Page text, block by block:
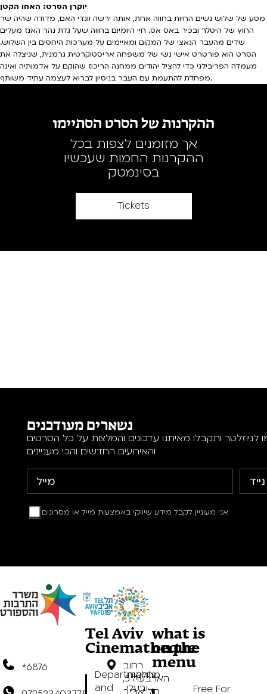
יוקרן הסרט: האחו הקטן
מסע של שלוש נשים החיות בחווה אחת, אותה ירשה וונדי האם, מדודה שהיה שר
החוץ של היטלר ובכיר באס אס. חיי היומיום בחווה שעל גדת נהר האנז מעלים
שדים מהעבר הנאצי של המקום ומאיימים על מערכות היחסים בין השלוש.
הסרט הוא פורטרט אישי נשי של משפחה אריסטוקרטית גרמנית, שניצלה את
מעמדה הפריבילגי כדי להציל יהודים ממחנה הריכוז שהוקם על אדמותיה ואינה
מפחדת להתעמת עם העבר בניסיון לברוא לעצמה עתיד משותף.
ההקרנות של הסרט הסתיימו
אך מזומנים לצפות בכל
ההקרנות החמות שעכשיו
בסינמטק
Tickets
נשארים מעודכנים
לניוזלטר ותקבלו מאיתנו עדכונים והמלצות על כל הסרטים
והאירועים החדשים והכי מעניינים
אני מעוניין לקבל מידע שיווקי באמצעות מייל או מסרונים
*6876
רחוב
הארבעה 5,
Tel Aviv
Cinematheque
Departments
and
מחלקות
ובעלי
what is
on the
menu
Free For